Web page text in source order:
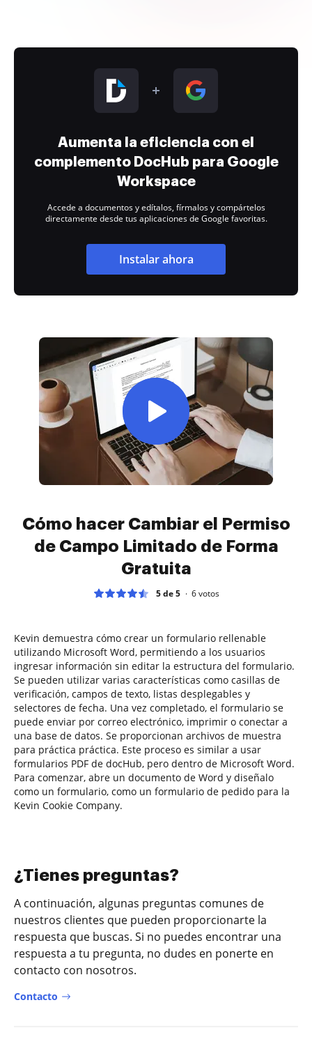
Aumenta la eficiencia con el
complemento DocHub para Google
Workspace
Accede a documentos y edítalos, fírmalos y compártelos
directamente desde tus aplicaciones de Google favoritas.
Instalar ahora
Cómo hacer Cambiar el Permiso
de Campo Limitado de Forma
Gratuita
5 de 5 6votos
Kevin demuestra cómo crear un formulario rellenable
utilizando Microsoft Word, permitiendo a los usuarios
ingresar información sin editar la estructura del formulario.
Se pueden utilizar varias características como casillas de
verificación, campos de texto, listas desplegables y
selectores de fecha. Una vez completado, el formulario se
puede enviar por correo electrónico, imprimir o conectar a
una base de datos. Se proporcionan archivos de muestra
para práctica práctica. Este proceso es similar a usar
formularios PDF de docHub, pero dentro de Microsoft Word.
Para comenzar, abre un documento de Word y diseñalo
como un formulario, como un formulario de pedido para la
Kevin Cookie Company.
¿Tienes preguntas?
A continuación, algunas preguntas comunes de
nuestros clientes que pueden proporcionarte la
respuesta que buscas. Si no puedes encontrar una
respuesta a tu pregunta, no dudes en ponerte en
contacto con nosotros.
Contacto